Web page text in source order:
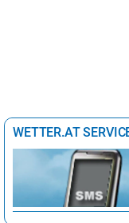
WETTER.AT